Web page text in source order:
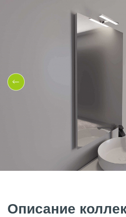
Описание